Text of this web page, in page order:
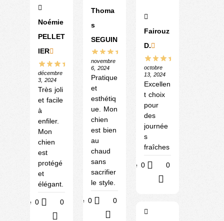
Noémie
PELLET
IER
décembre
3, 2024
Très joli
et facile
à
enfiler.
Mon
chien
est
protégé
et
élégant.
Utile 0 0
Thoma
s
SEGUIN
novembre
6, 2024
Pratique
et
esthétiq
ue. Mon
chien
est bien
au
chaud
sans
sacrifier
le style.
Utile 0 0
Fairouz
D.
octobre
13, 2024
Excellen
t choix
pour
des
journée
s
fraîches
Utile 0 0